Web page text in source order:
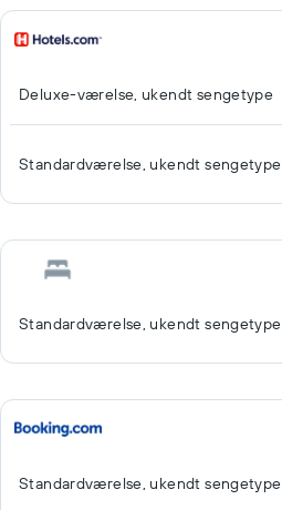
Deluxe-værelse, ukendt sengetype
Standardværelse, ukendt sengetype
Standardværelse, ukendt sengetype
Standardværelse, ukendt sengetype